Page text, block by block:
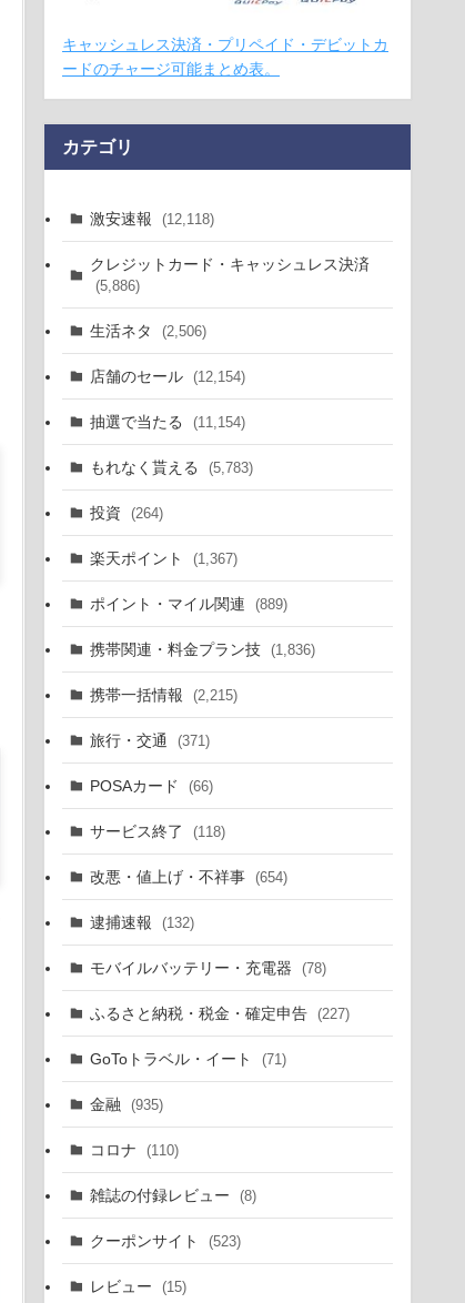
キャッシュレス決済・プリペイド・デビットカ
ードのチャージ可能まとめ表。
カテゴリ
激安速報 (12,118)
クレジットカード・キャッシュレス決済
(5,886)
生活ネタ (2,506)
店舗のセール (12,154)
抽選で当たる (11,154)
もれなく貰える (5,783)
投資 (264)
楽天ポイント (1,367)
ポイント・マイル関連 (889)
携帯関連・料金プラン技 (1,836)
携帯一括情報 (2,215)
旅行・交通 (371)
POSAカード (66)
サービス終了 (118)
改悪・値上げ・不祥事 (654)
逮捕速報 (132)
モバイルバッテリー・充電器 (78)
ふるさと納税・税金・確定申告 (227)
GoToトラベル・イート (71)
金融 (935)
コロナ (110)
雑誌の付録レビュー (8)
クーポンサイト (523)
レビュー (15)